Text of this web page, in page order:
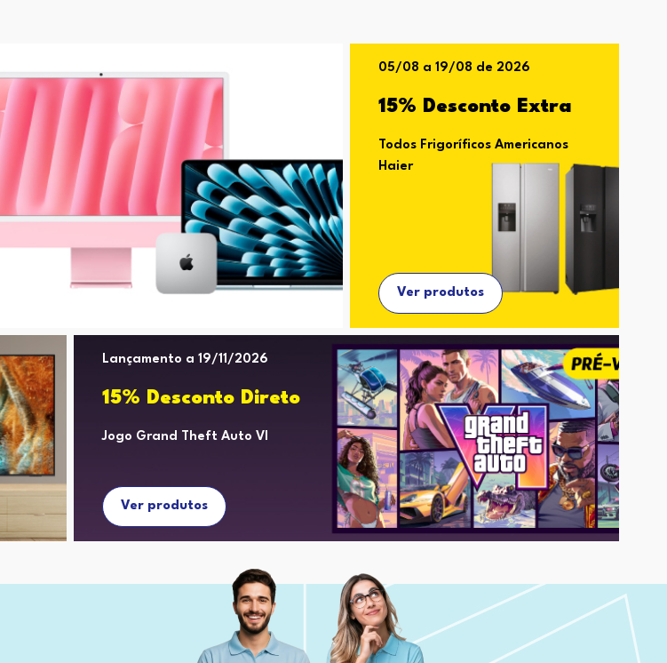
05/08 a 19/08 de 2026
15% Desconto Extra
Todos Frigoríficos Americanos
Haier
Ver produtos
Lançamento a 19/11/2026
15% Desconto Direto
Jogo Grand Theft Auto Vl
Ver produtos